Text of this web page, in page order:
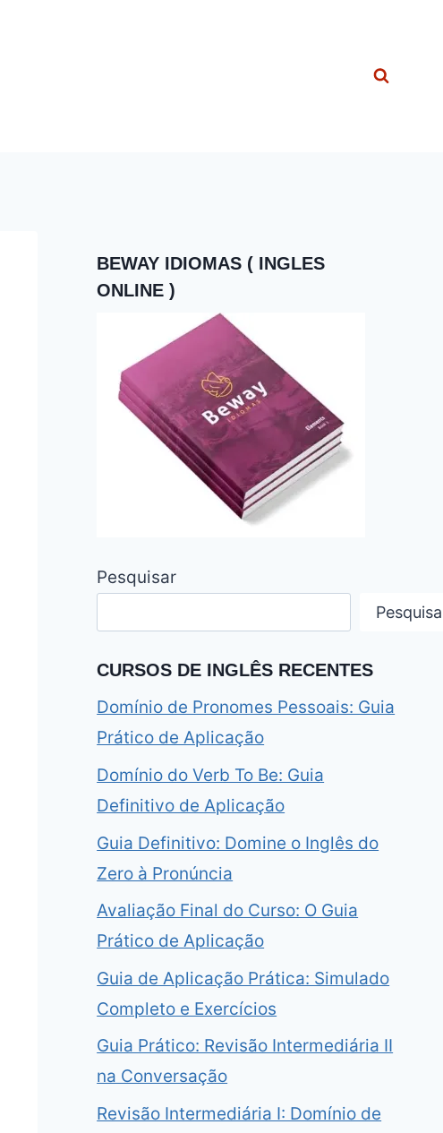
BEWAY IDIOMAS ( INGLES
ONLINE )
Pesquisar
CURSOS DE INGLÊS RECENTES
Domínio de Pronomes Pessoais: Guia
Prático de Aplicação
Domínio do Verb To Be: Guia
Definitivo de Aplicação
Guia Definitivo: Domine o Inglês do
Zero à Pronúncia
Avaliação Final do Curso: O Guia
Prático de Aplicação
Guia de Aplicação Prática: Simulado
Completo e Exercícios
Guia Prático: Revisão Intermediária II
na Conversação
Revisão Intermediária I: Domínio de